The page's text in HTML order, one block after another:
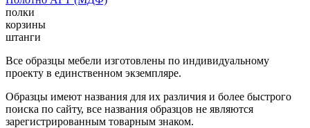
полки
корзины
штанги
Все образцы мебели изготовлены по индивидуальному
проекту в единственном экземпляре.
Образцы имеют названия для их различия и более быстрого
поиска по сайту, все названия образцов не являются
зарегистрированным товарным знаком.